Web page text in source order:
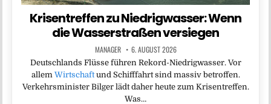
Krisentreffen zu Niedrigwasser: Wenn
die Wasserstraßen versiegen
MANAGER 6. AUGUST 2026
Deutschlands Flüsse führen Rekord-Niedrigwasser. Vor
allem Wirtschaftund Schifffahrt sind massiv betroffen.
Verkehrsminister Bilger lädt daher heute zum Krisentreffen.
Was…